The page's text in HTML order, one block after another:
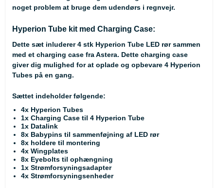
noget problem at bruge dem udendørs i regnvejr.
Hyperion Tube kit med Charging Case:
Dette sæt inluderer 4 stk Hyperion Tube LED rør sammen
med et charging case fra Astera. Dette charging case
giver dig mulighed for at oplade og opbevare 4 Hyperion
Tubes på en gang.
Sættet indeholder følgende:
4x Hyperion Tubes
1x Charging Case til 4 Hyperion Tube
1x Datalink
8x Babypins til sammenføjning af LED rør
8x holdere til montering
4x Wingplates
8x Eyebolts til ophængning
1x Strømforsyningsadapter
4x Strømforsyningsenheder